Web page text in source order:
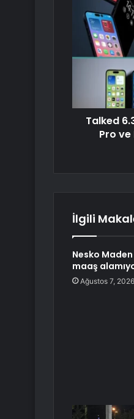
Talked
Pro ve
İlgili
Nesko
maaş
Ağustos 7, 2026